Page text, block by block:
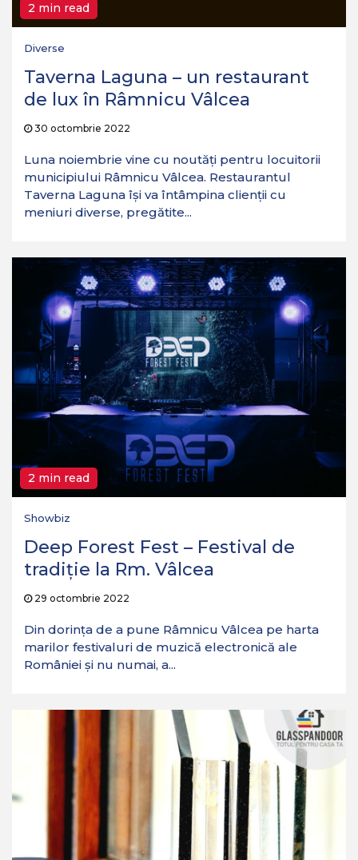
2 min read
Diverse
Taverna Laguna – un restaurant
de lux în Râmnicu Vâlcea
30 octombrie 2022
Luna noiembrie vine cu noutăţi pentru locuitorii
municipiului Râmnicu Vâlcea. Restaurantul
Taverna Laguna își va întâmpina clienții cu
meniuri diverse, pregătite...
2 min read
Showbiz
Deep Forest Fest – Festival de
tradiţie la Rm. Vâlcea
29 octombrie 2022
Din dorinţa de a pune Râmnicu Vâlcea pe harta
marilor festivaluri de muzică electronică ale
României şi nu numai, a...